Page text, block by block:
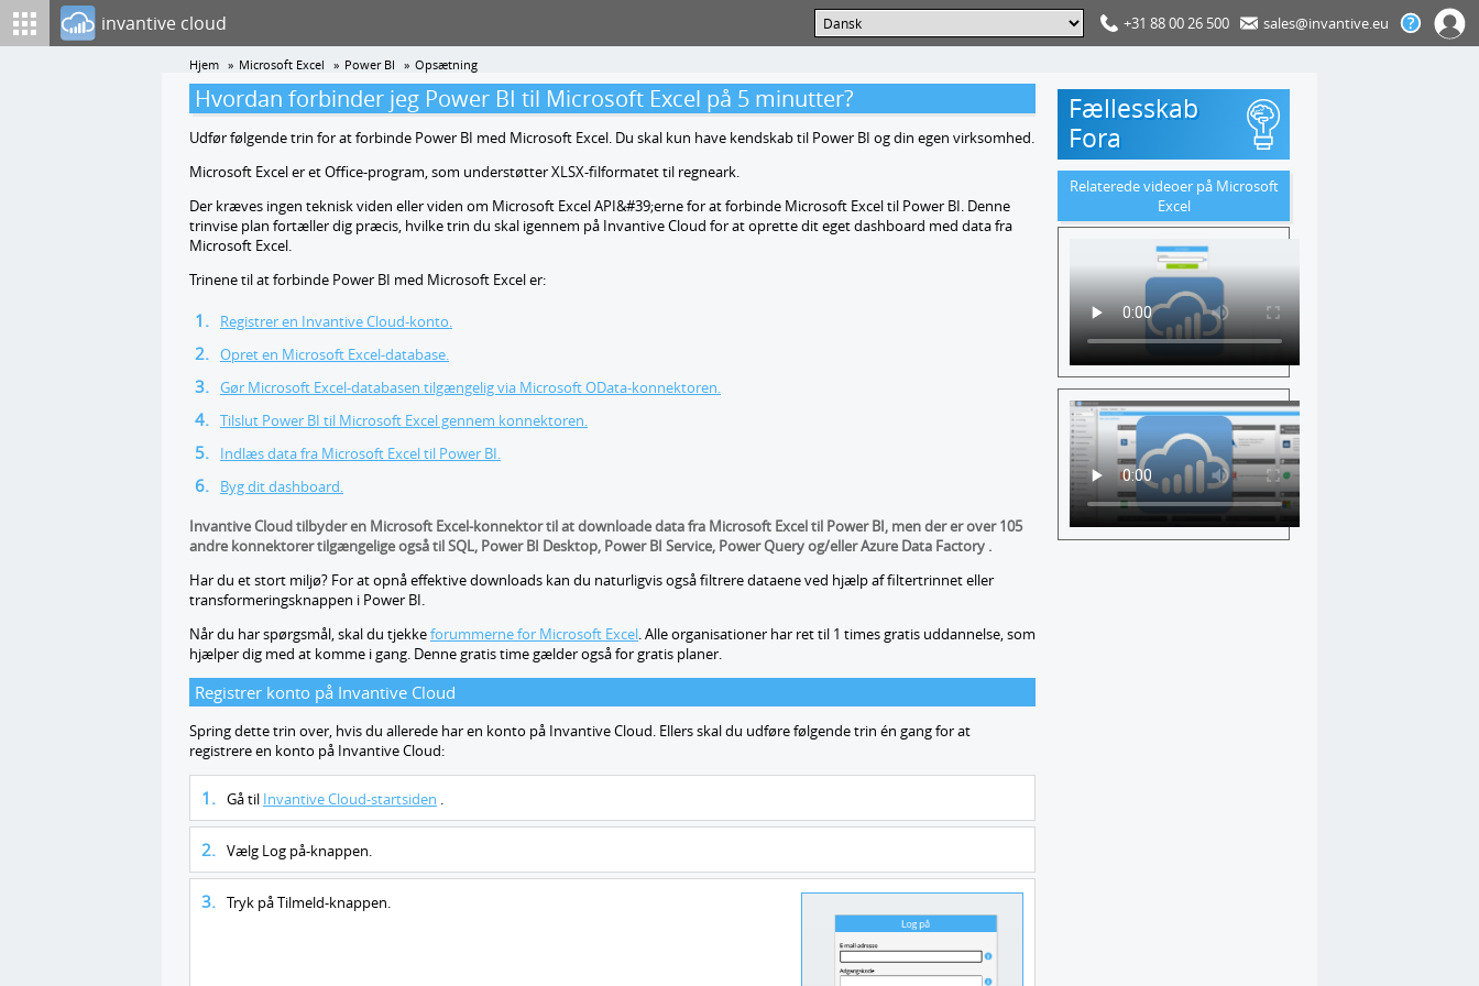
invantive cloud +31 88 00 26 500 sales@invantive.eu
Hjem Microsoft Excel Power BI Opsætning
Hvordan forbinder jeg Power BI til Microsoft Excel på 5 minutter?
Udfør følgende trin for at forbinde Power BI med Microsoft Excel. Du skal kun have kendskab til Power BI og din egen virksomhed.
Microsoft Excel er et Office-program, som understøtter XLSX-filformatet til regneark.
Der kræves ingen teknisk viden eller viden om Microsoft Excel API&#39;erne for at forbinde Microsoft Excel til Power BI. Denne
trinvise plan fortæller dig præcis, hvilke trin du skal igennem på Invantive Cloud for at oprette dit eget dashboard med data fra
Microsoft Excel.
Trinene til at forbinde Power BI med Microsoft Excel er:
Registrer en Invantive Cloud-konto.
Opret en Microsoft Excel-database.
Gør Microsoft Excel-databasen tilgængelig via Microsoft OData-konnektoren.
Tilslut Power BI til Microsoft Excel gennem konnektoren.
Indlæs data fra Microsoft Excel til Power BI.
Byg dit dashboard.
Invantive Cloud tilbyder en Microsoft Excel-konnektor til at downloade data fra Microsoft Excel til Power BI, men der er over 105
andre konnektorer tilgængelige også til SQL, Power BI Desktop, Power BI Service, Power Query og/eller Azure Data Factory .
Har du et stort miljø? For at opnå effektive downloads kan du naturligvis også filtrere dataene ved hjælp af filtertrinnet eller
transformeringsknappen i Power BI.
Når du har spørgsmål, skal du tjekkeforummerne for Microsoft Excel.Alle organisationer har ret til 1 times gratis uddannelse, som
hjælper dig med at komme i gang. Denne gratis time gælder også for gratis planer.
Registrer konto på Invantive Cloud
Spring dette trin over, hvis du allerede har en konto på Invantive Cloud. Ellers skal du udføre følgende trin én gang for at
registrere en konto på Invantive Cloud:
Gå til Invantive Cloud-startsiden .
Vælg Log på-knappen.
Tryk på Tilmeld-knappen.
Fællesskab
Fora
Relaterede videoer på Microsoft
Excel